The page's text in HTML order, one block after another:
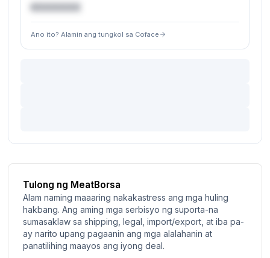
€XXXXXX
Ano ito? Alamin ang tungkol sa Coface
Tulong ng MeatBorsa
Alam naming maaaring nakakastress ang mga huling
hakbang. Ang aming mga serbisyo ng suporta-na
sumasaklaw sa shipping, legal, import/export, at iba pa-
ay narito upang pagaanin ang mga alalahanin at
panatilihing maayos ang iyong deal.